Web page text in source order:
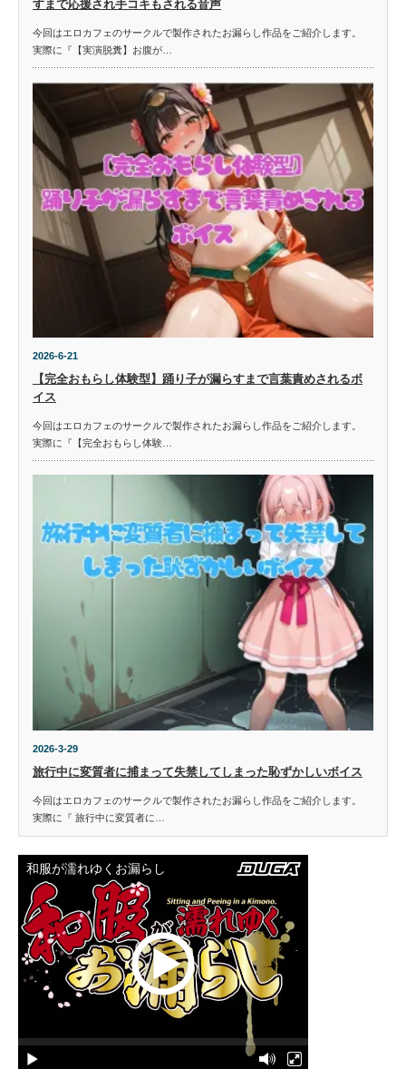
すまで応援され手コキもされる音声
今回はエロカフェのサークルで製作されたお漏らし作品をご紹介します。
実際に『【実演脱糞】お腹が…
2026-6-21
【完全おもらし体験型】踊り子が漏らすまで言葉責めされるボ
イス
今回はエロカフェのサークルで製作されたお漏らし作品をご紹介します。
実際に『【完全おもらし体験…
2026-3-29
旅行中に変質者に捕まって失禁してしまった恥ずかしいボイス
今回はエロカフェのサークルで製作されたお漏らし作品をご紹介します。
実際に『 旅行中に変質者に…